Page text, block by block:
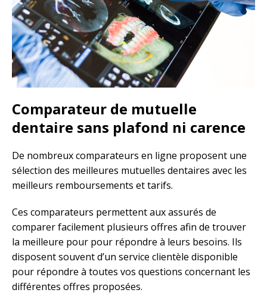
Comparateur de mutuelle
dentaire sans plafond ni carence
De nombreux comparateurs en ligne proposent une
sélection des meilleures mutuelles dentaires avec les
meilleurs remboursements et tarifs.
Ces comparateurs permettent aux assurés de
comparer facilement plusieurs offres afin de trouver
la meilleure pour pour répondre à leurs besoins. Ils
disposent souvent d’un service clientèle disponible
pour répondre à toutes vos questions concernant les
différentes offres proposées.